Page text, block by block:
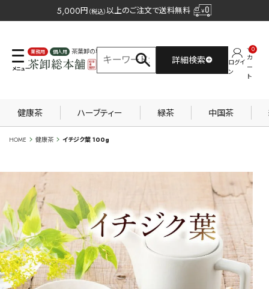
5,000円 （税込）以上のご注文で送料無料
業務用 個人用
茶葉卸の専門サイト
詳細検索
ログイ
ン
カ
ー
ト
0
健康茶 ハーブティー 緑茶 中国茶
HOME 健康茶 イチジク葉 100g